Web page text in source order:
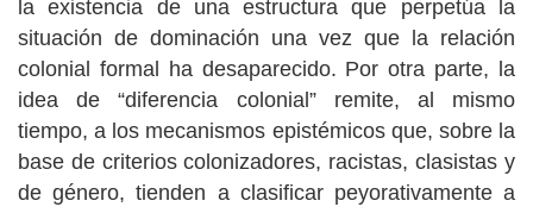
la existencia de una estructura que perpetúa la
situación de dominación una vez que la relación
colonial formal ha desaparecido. Por otra parte, la
idea de “diferencia colonial” remite, al mismo
tiempo, a los mecanismos epistémicos que, sobre la
base de criterios colonizadores, racistas, clasistas y
de género, tienden a clasificar peyorativamente a